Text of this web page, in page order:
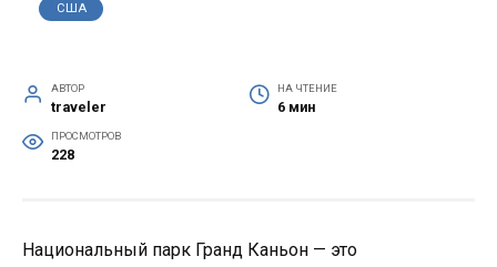
США
АВТОР
traveler
НА ЧТЕНИЕ
6 мин
ПРОСМОТРОВ
228
Национальный парк Гранд Каньон — это